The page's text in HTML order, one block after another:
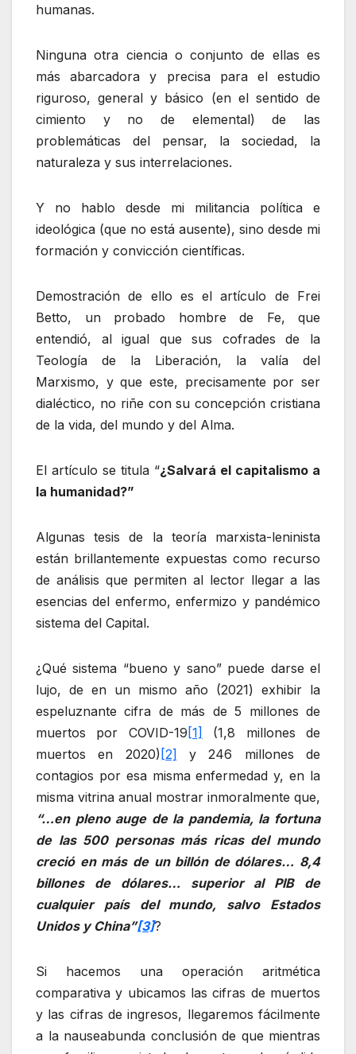
humanas.
Ninguna otra ciencia o conjunto de ellas es
más abarcadora y precisa para el estudio
riguroso, general y básico (en el sentido de
cimiento y no de elemental) de las
problemáticas del pensar, la sociedad, la
naturaleza y sus interrelaciones.
Y no hablo desde mi militancia política e
ideológica (que no está ausente), sino desde mi
formación y convicción científicas.
Demostración de ello es el artículo de Frei
Betto, un probado hombre de Fe, que
entendió, al igual que sus cofrades de la
Teología de la Liberación, la valía del
Marxismo, y que este, precisamente por ser
dialéctico, no riñe con su concepción cristiana
de la vida, del mundo y del Alma.
El artículo se titula “¿Salvará el capitalismo a
la humanidad?”
Algunas tesis de la teoría marxista-leninista
están brillantemente expuestas como recurso
de análisis que permiten al lector llegar a las
esencias del enfermo, enfermizo y pandémico
sistema del Capital.
¿Qué sistema “bueno y sano” puede darse el
lujo, de en un mismo año (2021) exhibir la
espeluznante cifra de más de 5 millones de
muertos por COVID-19 [1]
(1,8 millones de
muertos en 2020) [2]
y 246 millones de
contagios por esa misma enfermedad y, en la
misma vitrina anual mostrar inmoralmente que,
“…en pleno auge de la pandemia, la fortuna
de las 500 personas más ricas del mundo
creció en más de un billón de dólares… 8,4
billones de dólares… superior al PIB de
cualquier país del mundo, salvo Estados
Unidos y China”[3]?
Si hacemos una operación aritmética
comparativa y ubicamos las cifras de muertos
y las cifras de ingresos, llegaremos fácilmente
a la nauseabunda conclusión de que mientras